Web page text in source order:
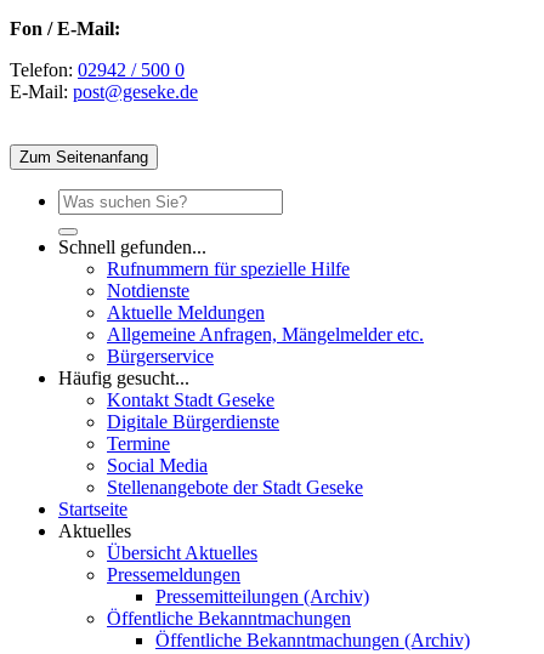
Fon / E-Mail:
Telefon: 02942 / 500 0
E-Mail: post@geseke.de
Zum Seitenanfang
Schnell gefunden...
Rufnummern für spezielle Hilfe
Notdienste
Aktuelle Meldungen
Allgemeine Anfragen, Mängelmelder etc.
Bürgerservice
Häufig gesucht...
Kontakt Stadt Geseke
Digitale Bürgerdienste
Termine
Social Media
Stellenangebote der Stadt Geseke
Startseite
Aktuelles
Übersicht Aktuelles
Pressemeldungen
Pressemitteilungen (Archiv)
Öffentliche Bekanntmachungen
Öffentliche Bekanntmachungen (Archiv)